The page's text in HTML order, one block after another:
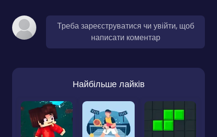
Треба зареєструватися чи увійти, щоб
написати коментар
Найбільше лайків